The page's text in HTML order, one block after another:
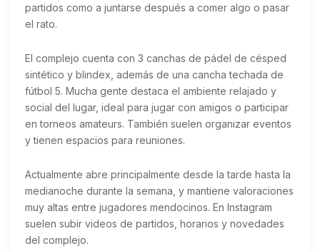
partidos como a juntarse después a comer algo o pasar
el rato.
El complejo cuenta con 3 canchas de pádel de césped
sintético y blindex, además de una cancha techada de
fútbol 5. Mucha gente destaca el ambiente relajado y
social del lugar, ideal para jugar con amigos o participar
en torneos amateurs. También suelen organizar eventos
y tienen espacios para reuniones.
Actualmente abre principalmente desde la tarde hasta la
medianoche durante la semana, y mantiene valoraciones
muy altas entre jugadores mendocinos. En Instagram
suelen subir videos de partidos, horarios y novedades
del complejo.